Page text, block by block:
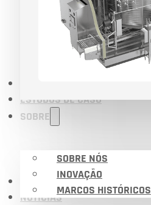
ESTUDOS DE CASO
SOBRE
SOBRE NÓS
INOVAÇÃO
MARCOS HISTÓRICOS
CERTIFICADOS
NOTÍCIAS